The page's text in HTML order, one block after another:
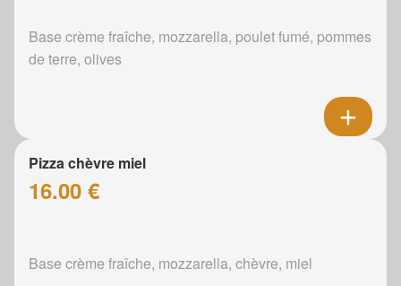
Base crème fraîche, mozzarella, poulet fumé, pommes
de terre, olives
Pizza chèvre miel
16.00 €
Base crème fraîche, mozzarella, chèvre, miel